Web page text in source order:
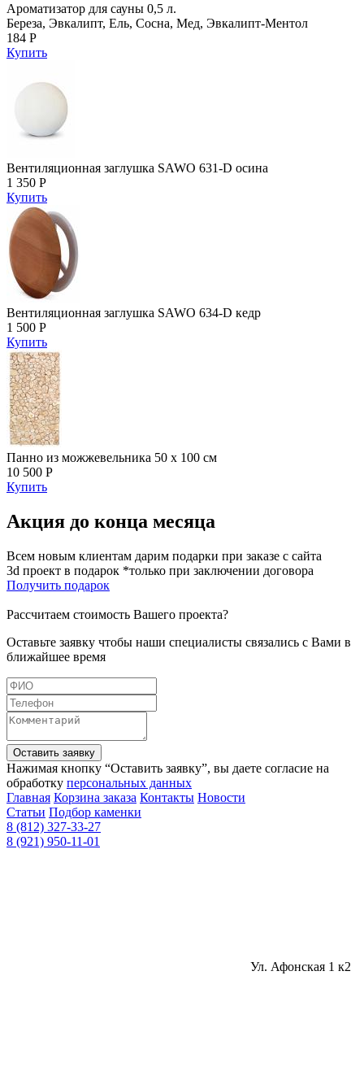
Ароматизатор для сауны 0,5 л.
Береза, Эвкалипт, Ель, Сосна, Мед, Эвкалипт-Ментол
184 Р
Купить
Вентиляционная заглушка SAWO 631-D осина
1 350 Р
Купить
Вентиляционная заглушка SAWO 634-D кедр
1 500 Р
Купить
Панно из можжевельника 50 х 100 см
10 500 Р
Купить
Акция до конца месяца
Всем новым клиентам дарим подарки при заказе с сайта
3d проект в подарок *только при заключении договора
Получить подарок
Рассчитаем стоимость Вашего проекта?
Оставьте заявку чтобы наши специалисты связались с Вами в
ближайшее время
Оставить заявку
Нажимая кнопку “Оставить заявку”, вы даете согласие на
обработку персональных данных
Главная Корзина заказа Контакты Новости
Статьи Подбор каменки
8 (812) 327-33-27
8 (921) 950-11-01
Ул. Афонская 1 к2